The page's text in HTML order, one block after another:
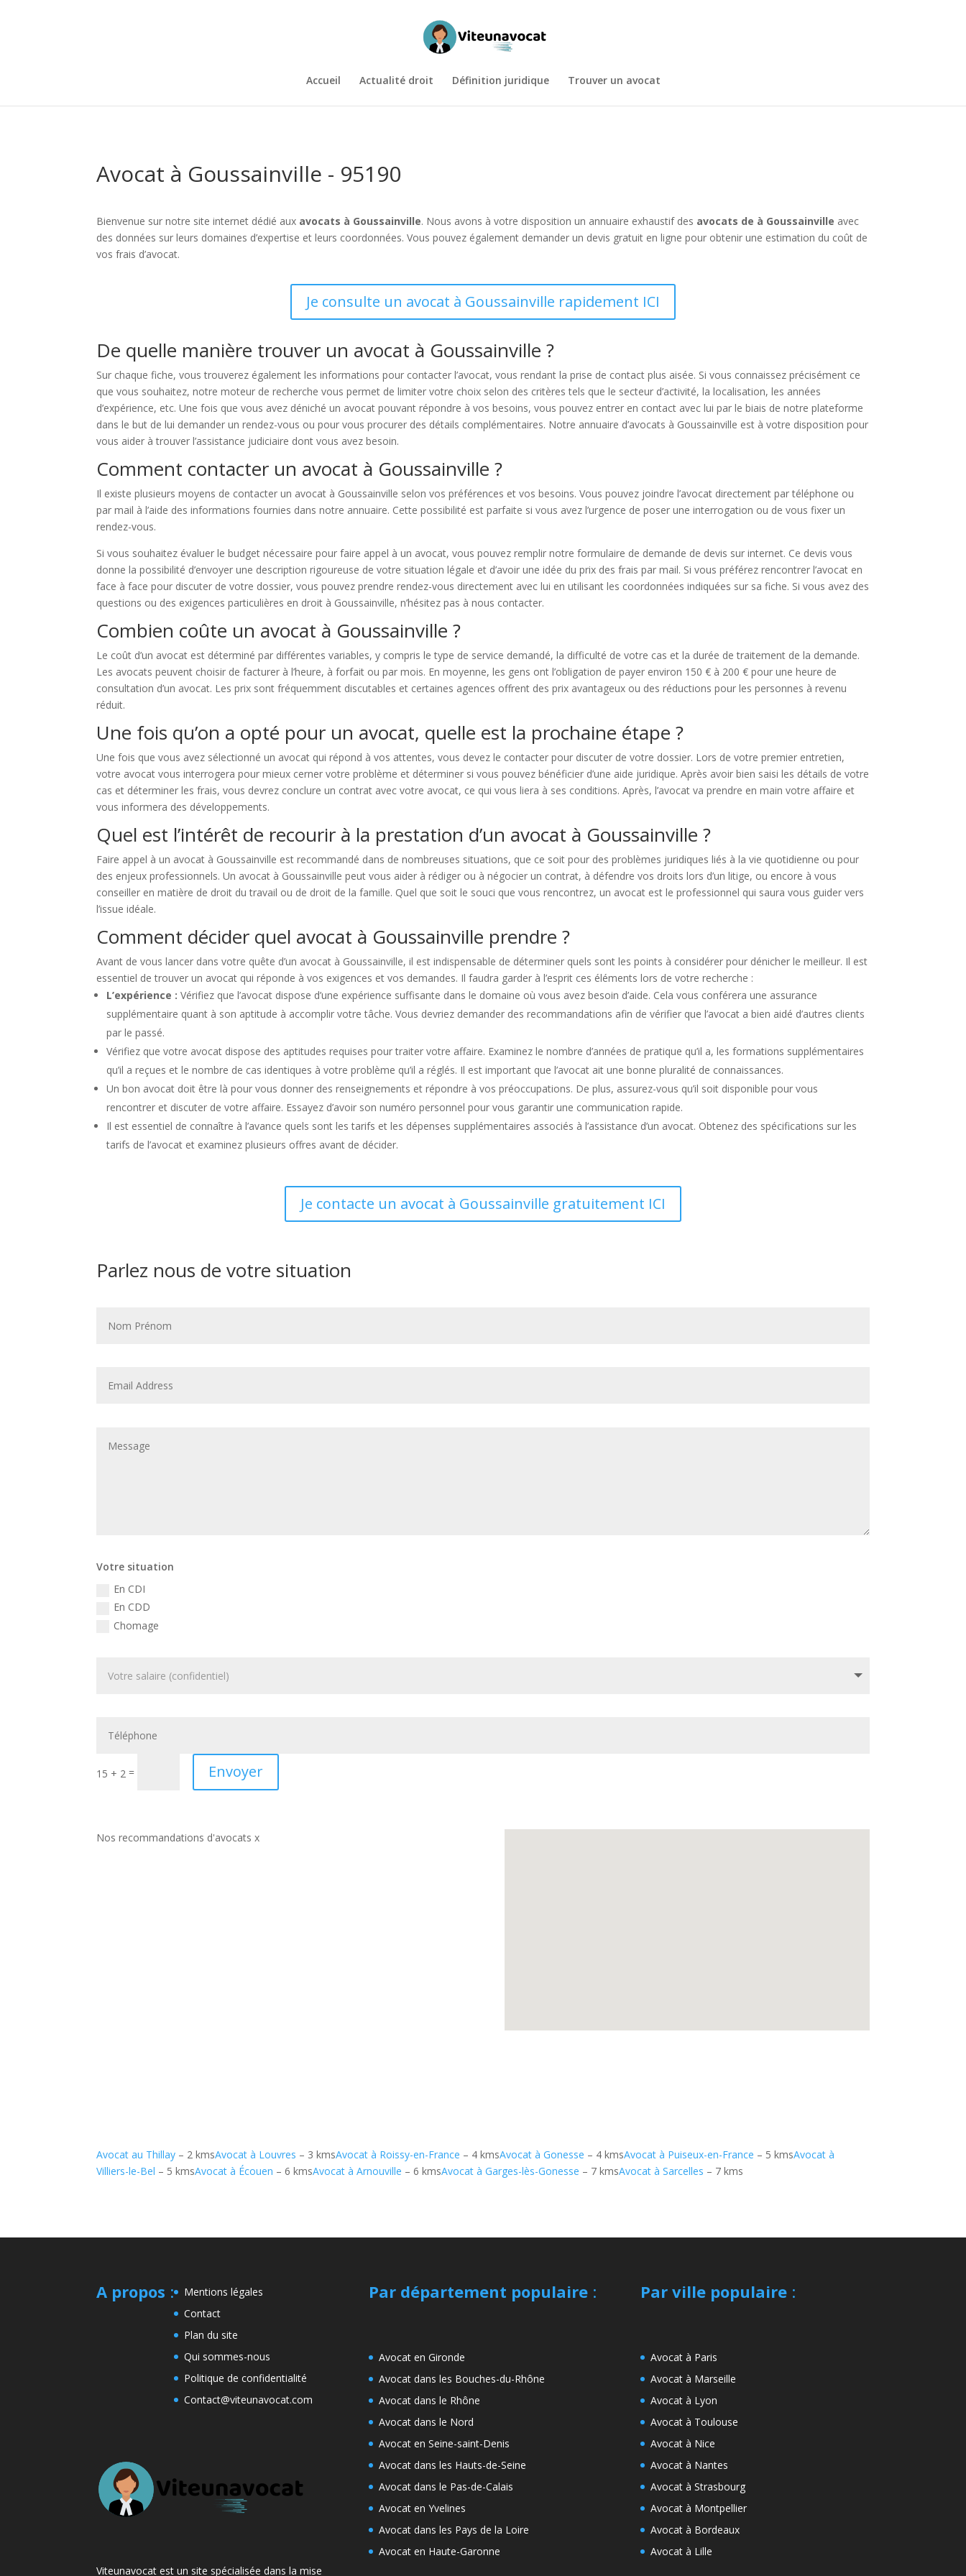
Accueil Actualité droit Définition juridique Trouver un avocat
Avocat à Goussainville - 95190
Bienvenue sur notre site internet dédié aux avocats à Goussainville. Nous avons à votre disposition un annuaire exhaustif des avocats de à Goussainville avec
des données sur leurs domaines d’expertise et leurs coordonnées. Vous pouvez également demander un devis gratuit en ligne pour obtenir une estimation du coût de
vos frais d’avocat.
Je consulte un avocat à Goussainville rapidement ICI
De quelle manière trouver un avocat à Goussainville ?
Sur chaque fiche, vous trouverez également les informations pour contacter l’avocat, vous rendant la prise de contact plus aisée. Si vous connaissez précisément ce
que vous souhaitez, notre moteur de recherche vous permet de limiter votre choix selon des critères tels que le secteur d’activité, la localisation, les années
d’expérience, etc. Une fois que vous avez déniché un avocat pouvant répondre à vos besoins, vous pouvez entrer en contact avec lui par le biais de notre plateforme
dans le but de lui demander un rendez-vous ou pour vous procurer des détails complémentaires. Notre annuaire d’avocats à Goussainville est à votre disposition pour
vous aider à trouver l’assistance judiciaire dont vous avez besoin.
Comment contacter un avocat à Goussainville ?
Il existe plusieurs moyens de contacter un avocat à Goussainville selon vos préférences et vos besoins. Vous pouvez joindre l’avocat directement par téléphone ou
par mail à l’aide des informations fournies dans notre annuaire. Cette possibilité est parfaite si vous avez l’urgence de poser une interrogation ou de vous fixer un
rendez-vous.
Si vous souhaitez évaluer le budget nécessaire pour faire appel à un avocat, vous pouvez remplir notre formulaire de demande de devis sur internet. Ce devis vous
donne la possibilité d’envoyer une description rigoureuse de votre situation légale et d’avoir une idée du prix des frais par mail. Si vous préférez rencontrer l’avocat en
face à face pour discuter de votre dossier, vous pouvez prendre rendez-vous directement avec lui en utilisant les coordonnées indiquées sur sa fiche. Si vous avez des
questions ou des exigences particulières en droit à Goussainville, n’hésitez pas à nous contacter.
Combien coûte un avocat à Goussainville ?
Le coût d’un avocat est déterminé par différentes variables, y compris le type de service demandé, la difficulté de votre cas et la durée de traitement de la demande.
Les avocats peuvent choisir de facturer à l’heure, à forfait ou par mois. En moyenne, les gens ont l’obligation de payer environ 150 € à 200 € pour une heure de
consultation d’un avocat. Les prix sont fréquemment discutables et certaines agences offrent des prix avantageux ou des réductions pour les personnes à revenu
réduit.
Une fois qu’on a opté pour un avocat, quelle est la prochaine étape ?
Une fois que vous avez sélectionné un avocat qui répond à vos attentes, vous devez le contacter pour discuter de votre dossier. Lors de votre premier entretien,
votre avocat vous interrogera pour mieux cerner votre problème et déterminer si vous pouvez bénéficier d’une aide juridique. Après avoir bien saisi les détails de votre
cas et déterminer les frais, vous devrez conclure un contrat avec votre avocat, ce qui vous liera à ses conditions. Après, l’avocat va prendre en main votre affaire et
vous informera des développements.
Quel est l’intérêt de recourir à la prestation d’un avocat à Goussainville ?
Faire appel à un avocat à Goussainville est recommandé dans de nombreuses situations, que ce soit pour des problèmes juridiques liés à la vie quotidienne ou pour
des enjeux professionnels. Un avocat à Goussainville peut vous aider à rédiger ou à négocier un contrat, à défendre vos droits lors d’un litige, ou encore à vous
conseiller en matière de droit du travail ou de droit de la famille. Quel que soit le souci que vous rencontrez, un avocat est le professionnel qui saura vous guider vers
l’issue idéale.
Comment décider quel avocat à Goussainville prendre ?
Avant de vous lancer dans votre quête d’un avocat à Goussainville, il est indispensable de déterminer quels sont les points à considérer pour dénicher le meilleur. Il est
essentiel de trouver un avocat qui réponde à vos exigences et vos demandes. Il faudra garder à l’esprit ces éléments lors de votre recherche :
L’expérience :Vérifiez que l’avocat dispose d’une expérience suffisante dans le domaine où vous avez besoin d’aide. Cela vous conférera une assurance
supplémentaire quant à son aptitude à accomplir votre tâche. Vous devriez demander des recommandations afin de vérifier que l’avocat a bien aidé d’autres clients
par le passé.
Vérifiez que votre avocat dispose des aptitudes requises pour traiter votre affaire. Examinez le nombre d’années de pratique qu’il a, les formations supplémentaires
qu’il a reçues et le nombre de cas identiques à votre problème qu’il a réglés. Il est important que l’avocat ait une bonne pluralité de connaissances.
Un bon avocat doit être là pour vous donner des renseignements et répondre à vos préoccupations. De plus, assurez-vous qu’il soit disponible pour vous
rencontrer et discuter de votre affaire. Essayez d’avoir son numéro personnel pour vous garantir une communication rapide.
Il est essentiel de connaître à l’avance quels sont les tarifs et les dépenses supplémentaires associés à l’assistance d’un avocat. Obtenez des spécifications sur les
tarifs de l’avocat et examinez plusieurs offres avant de décider.
Je contacte un avocat à Goussainville gratuitement ICI
Parlez nous de votre situation
Votre situation
En CDI
En CDD
Chomage
15 + 2 = Envoyer
Nos recommandations d'avocats x
Avocat au Thillay – 2 kmsAvocat à Louvres – 3 kmsAvocat à Roissy-en-France – 4 kmsAvocat à Gonesse – 4 kmsAvocat à Puiseux-en-France – 5 kmsAvocat à
Villiers-le-Bel – 5 kmsAvocat à Écouen – 6 kmsAvocat à Arnouville – 6 kmsAvocat à Garges-lès-Gonesse – 7 kmsAvocat à Sarcelles – 7 kms
A propos :
Mentions légales
Contact
Plan du site
Qui sommes-nous
Politique de confidentialité
Contact@viteunavocat.com
Viteunavocat est un site spécialisée dans la mise
Par département populaire:
Avocat en Gironde
Avocat dans les Bouches-du-Rhône
Avocat dans le Rhône
Avocat dans le Nord
Avocat en Seine-saint-Denis
Avocat dans les Hauts-de-Seine
Avocat dans le Pas-de-Calais
Avocat en Yvelines
Avocat dans les Pays de la Loire
Avocat en Haute-Garonne
Par ville populaire:
Avocat à Paris
Avocat à Marseille
Avocat à Lyon
Avocat à Toulouse
Avocat à Nice
Avocat à Nantes
Avocat à Strasbourg
Avocat à Montpellier
Avocat à Bordeaux
Avocat à Lille